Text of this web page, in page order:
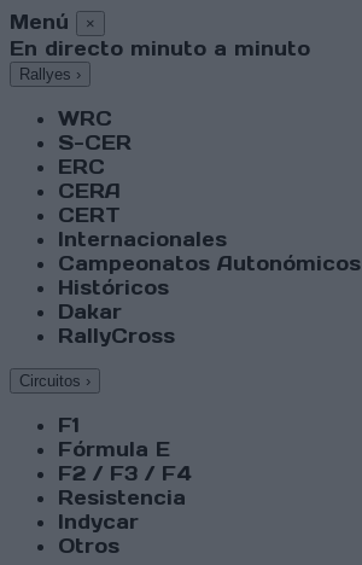
Menú ×
En directo minuto a minuto
Rallyes ›
WRC
S-CER
ERC
CERA
CERT
Internacionales
Campeonatos Autonómicos
Históricos
Dakar
RallyCross
Circuitos ›
F1
Fórmula E
F2 / F3 / F4
Resistencia
Indycar
Otros